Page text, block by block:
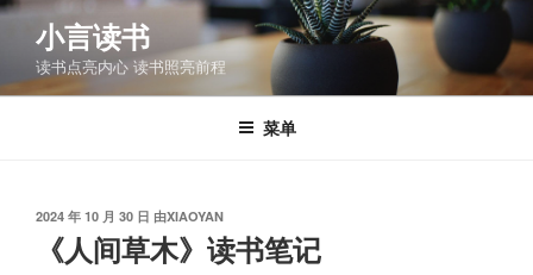
跳
容
小言读书
读书点亮内心 读书照亮前程
菜单
发
2024 年 10 月 30 日 由XIAOYAN
《人间草木》读书笔记